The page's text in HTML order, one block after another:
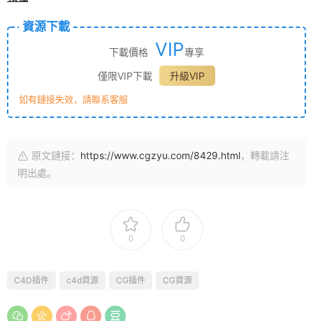
資源下載
下載價格 VIP專享
僅限VIP下載
升級VIP
如有鏈接失效，請聯系客服
原文鏈接： https://www.cgzyu.com/8429.html，轉載請注
明出處。
0 0
C4D插件 c4d資源 CG插件 CG資源